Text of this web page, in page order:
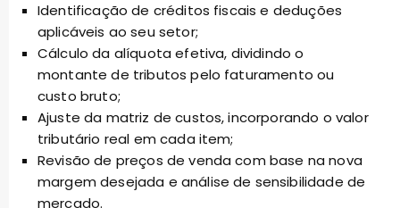
Identificação de créditos fiscais e deduções
aplicáveis ao seu setor;
Cálculo da alíquota efetiva, dividindo o
montante de tributos pelo faturamento ou
custo bruto;
Ajuste da matriz de custos, incorporando o valor
tributário real em cada item;
Revisão de preços de venda com base na nova
margem desejada e análise de sensibilidade de
mercado.